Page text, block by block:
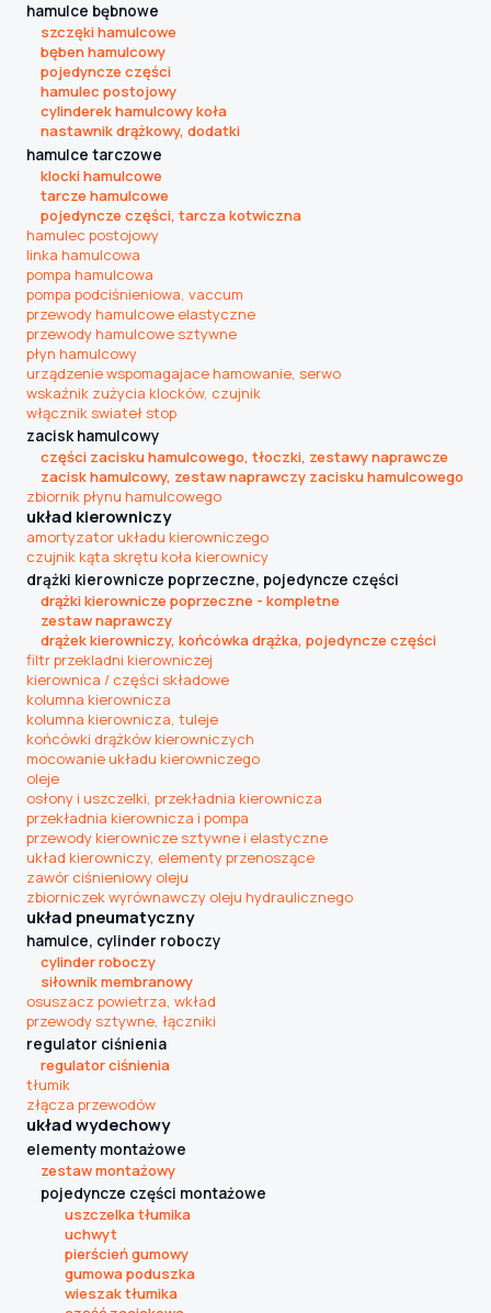
hamulce bębnowe
szczęki hamulcowe
bęben hamulcowy
pojedyncze części
hamulec postojowy
cylinderek hamulcowy koła
nastawnik drążkowy, dodatki
hamulce tarczowe
klocki hamulcowe
tarcze hamulcowe
pojedyncze części, tarcza kotwiczna
hamulec postojowy
linka hamulcowa
pompa hamulcowa
pompa podciśnieniowa, vaccum
przewody hamulcowe elastyczne
przewody hamulcowe sztywne
płyn hamulcowy
urządzenie wspomagajace hamowanie, serwo
wskaźnik zużycia klocków, czujnik
włącznik swiateł stop
zacisk hamulcowy
części zacisku hamulcowego, tłoczki, zestawy naprawcze
zacisk hamulcowy, zestaw naprawczy zacisku hamulcowego
zbiornik płynu hamulcowego
układ kierowniczy
amortyzator układu kierowniczego
czujnik kąta skrętu koła kierownicy
drążki kierownicze poprzeczne, pojedyncze części
drążki kierownicze poprzeczne - kompletne
zestaw naprawczy
drążek kierowniczy, końcówka drążka, pojedyncze części
filtr przekladni kierowniczej
kierownica / części składowe
kolumna kierownicza
kolumna kierownicza, tuleje
końcówki drążków kierowniczych
mocowanie układu kierowniczego
oleje
osłony i uszczelki, przekładnia kierownicza
przekładnia kierownicza i pompa
przewody kierownicze sztywne i elastyczne
układ kierowniczy, elementy przenoszące
zawór ciśnieniowy oleju
zbiorniczek wyrównawczy oleju hydraulicznego
układ pneumatyczny
hamulce, cylinder roboczy
cylinder roboczy
siłownik membranowy
osuszacz powietrza, wkład
przewody sztywne, łączniki
regulator ciśnienia
regulator ciśnienia
tłumik
złącza przewodów
układ wydechowy
elementy montażowe
zestaw montażowy
pojedyncze części montażowe
uszczelka tłumika
uchwyt
pierścień gumowy
gumowa poduszka
wieszak tłumika